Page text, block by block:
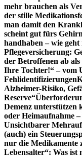
mehr brauchen als
der stille
man damit den
scheint gut fürs
handhaben – wie
Pflegeversicherung:
der Betroffenen ab
Ihre Tochter!“ – vom
Fehlidentifizierungen
Alzheimer-Risiko,
Reserve“
Demenz unterstützen
oder Heimaufnahme
Unsichtbarer
(auch) ein
nur die Medikamente
Lebensalter“: Was ist